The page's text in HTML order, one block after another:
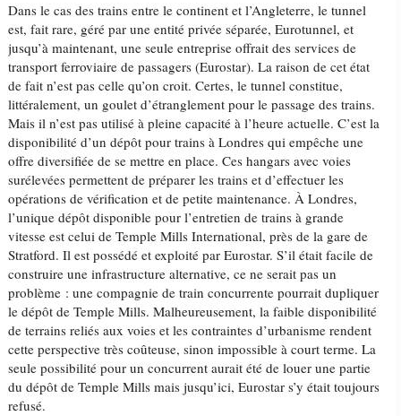
Dans le cas des trains entre le continent et l’Angleterre, le tunnel
est, fait rare, géré par une entité privée séparée, Eurotunnel, et
jusqu’à maintenant, une seule entreprise offrait des services de
transport ferroviaire de passagers (Eurostar). La raison de cet état
de fait n’est pas celle qu’on croit. Certes, le tunnel constitue,
littéralement, un goulet d’étranglement pour le passage des trains.
Mais il n’est pas utilisé à pleine capacité à l’heure actuelle. C’est la
disponibilité d’un dépôt pour trains à Londres qui empêche une
offre diversifiée de se mettre en place. Ces hangars avec voies
surélevées permettent de préparer les trains et d’effectuer les
opérations de vérification et de petite maintenance. À Londres,
l’unique dépôt disponible pour l’entretien de trains à grande
vitesse est celui de Temple Mills International, près de la gare de
Stratford. Il est possédé et exploité par Eurostar. S’il était facile de
construire une infrastructure alternative, ce ne serait pas un
problème : une compagnie de train concurrente pourrait dupliquer
le dépôt de Temple Mills. Malheureusement, la faible disponibilité
de terrains reliés aux voies et les contraintes d’urbanisme rendent
cette perspective très coûteuse, sinon impossible à court terme. La
seule possibilité pour un concurrent aurait été de louer une partie
du dépôt de Temple Mills mais jusqu’ici, Eurostar s’y était toujours
refusé.